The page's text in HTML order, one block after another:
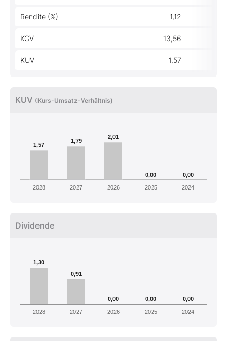
Rendite (%) 1,12
KGV 13,56
KUV 1,57
KUV (Kurs-Umsatz-Verhältnis)
1,57
1,79
2,01
0,00 0,00
2028 2027 2026 2025 2024
Dividende
1,30
0,91
0,00 0,00 0,00
2028 2027 2026 2025 2024